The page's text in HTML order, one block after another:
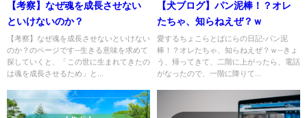
【考察】なぜ魂を成長させない
といけないのか？
【考察】なぜ魂を成長させないといけない
のか？のページです--生きる意味を求めて
探していくと、「この世に生まれてきたの
は魂を成長させるため」と...
【犬ブログ】パン泥棒！？オレ
たちゃ、知らねえぜ？ｗ
愛するちょこらとばにらの日記-パン泥
棒！？オレたちゃ、知らねえぜ？ｗ--きょ
う、帰ってきて、二階に上がったら、電話
がなったので、一階に降りて...